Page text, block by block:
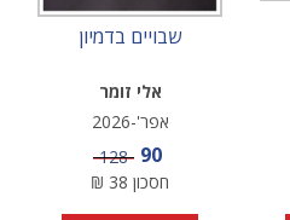
שבויים בדמיון
אלי זומר
אפר'-2026
מחיר מבצע
90 מחיר
128
חסכון 38
₪